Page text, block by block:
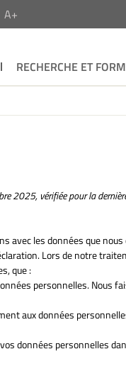
A+
RECHERCHE ET
2025, vérifiée pour la
avec les données que
Lors de notre
que :
personnelles. Nous
aux données
données personnelles